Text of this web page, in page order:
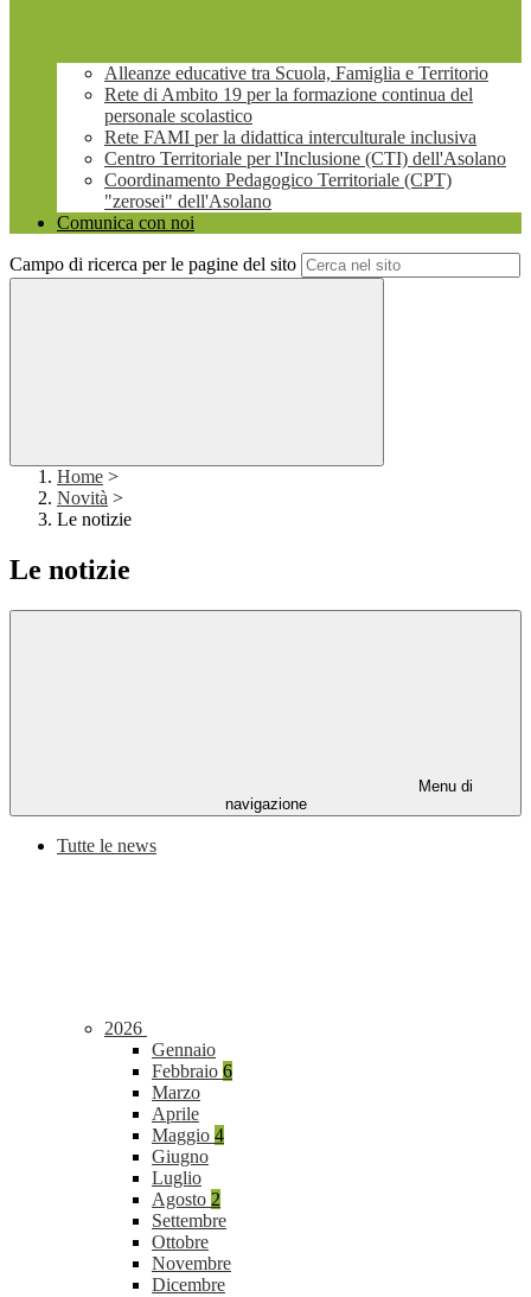
Alleanze educative tra Scuola, Famiglia e Territorio
Rete di Ambito 19 per la formazione continua del
personale scolastico
Rete FAMI per la didattica interculturale inclusiva
Centro Territoriale per l'Inclusione (CTI) dell'Asolano
Coordinamento Pedagogico Territoriale (CPT)
"zerosei" dell'Asolano
Comunica con noi
Campo di ricerca per le pagine del sito
Home >
Novità >
Le notizie
Le notizie
Menu di
navigazione
Tutte le news
2026
Gennaio
Febbraio 6
Marzo
Aprile
Maggio 4
Giugno
Luglio
Agosto 2
Settembre
Ottobre
Novembre
Dicembre